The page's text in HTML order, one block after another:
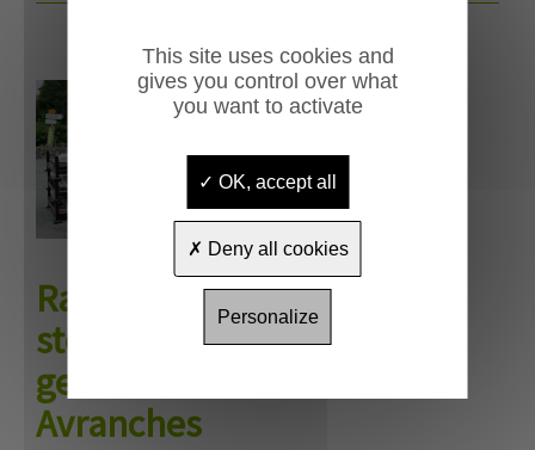
Rack de
stockage
gerbable
Avranches
This site uses cookies and
gives you control over what
you want to activate
OK, accept all
Deny all cookies
Personalize